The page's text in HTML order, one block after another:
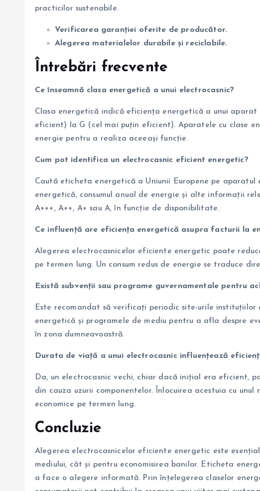
practicilor sustenabile.
Verificarea garanției oferite de producător.
Alegerea materialelor durabile și reciclabile.
Întrebări frecvente
Ce înseamnă clasa energetică a unui electrocasnic?
Clasa energetică indică eficiența energetică a unui
eficient) la G (cel mai puțin eficient). Aparatele cu clase
energie pentru a realiza aceeași funcție.
Cum pot identifica un electrocasnic eficient energetic?
Caută eticheta energetică a Uniunii Europene pe aparatul
energetică, consumul anual de energie și alte informații
A+++, A++, A+ sau A, în funcție de disponibilitate.
Ce influență are eficiența energetică asupra facturii la
Alegerea electrocasnicelor eficiente energetic poate
pe termen lung. Un consum redus de energie se traduce
Există subvenții sau programe guvernamentale pentru
Este recomandat să verificați periodic site-urile instituțiilor
energetică și programele de mediu pentru a afla despre
în zona dumneavoastră.
Durata de viață a unui electrocasnic influențează
Da, un electrocasnic vechi, chiar dacă inițial era eficient,
din cauza uzurii componentelor. Înlocuirea acestuia cu
economice pe termen lung.
Concluzie
Alegerea electrocasnicelor eficiente energetic este
mediului, cât și pentru economisirea banilor. Eticheta
a face o alegere informată. Prin înțelegerea claselor